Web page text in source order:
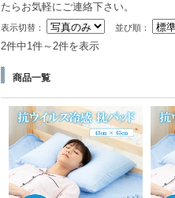
たらお気軽にご連絡下さい。
表示切替： 並び順：
2件中1件～2件を表示
商品一覧